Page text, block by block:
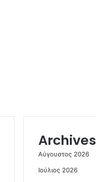
Archives
Αύγουστος 2026
Ιούλιος 2026